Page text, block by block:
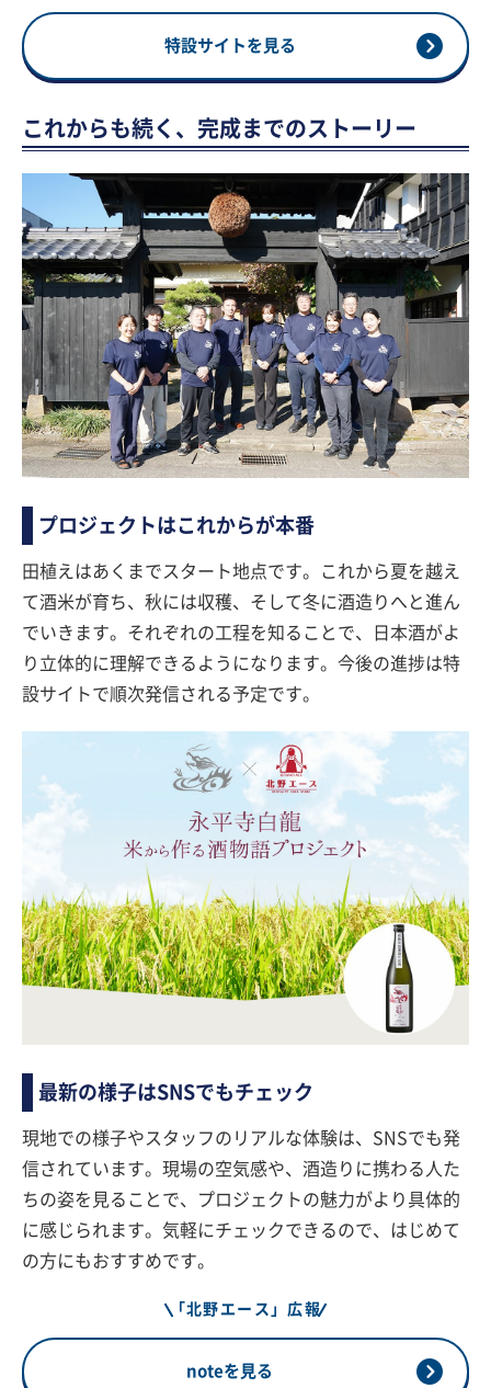
特設サイトを見る
これからも続く、完成までのストーリー
プロジェクトはこれからが本番
田植えはあくまでスタート地点です。これから夏を越え
て酒米が育ち、秋には収穫、そして冬に酒造りへと進ん
でいきます。それぞれの工程を知ることで、日本酒がよ
り立体的に理解できるようになります。今後の進捗は特
設サイトで順次発信される予定です。
最新の様子はSNSでもチェック
現地での様子やスタッフのリアルな体験は、SNSでも発
信されています。現場の空気感や、酒造りに携わる人た
ちの姿を見ることで、プロジェクトの魅力がより具体的
に感じられます。気軽にチェックできるので、はじめて
の方にもおすすめです。
「北野エース」広報
noteを見る